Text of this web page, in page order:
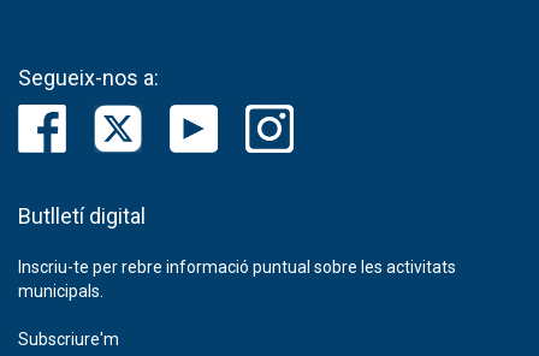
Segueix-nos a:
Butlletí digital
Inscriu-te per rebre informació puntual sobre les activitats
municipals.
Subscriure'm